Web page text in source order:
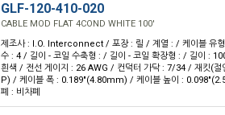
GLF-120-410-020
CABLE MOD FLAT 4COND WHITE 100'
제조사 : I.O. Interconnect / 포장 : 릴 / 계열 : / 케이블 유형
수 : 4 / 길이 - 코일 수축형 : / 길이 - 코일 확장형 : / 길이 :
흰색 / 전선 게이지 : 26 AWG / 컨덕터 가닥 : 7/34 / 재킷(절
P) / 케이블 폭 : 0.189"(4.80mm) / 케이블 높이 :
폐 : 비차폐